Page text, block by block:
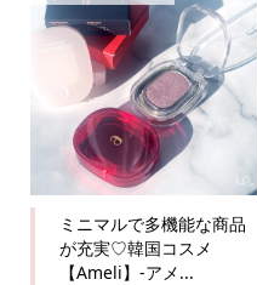
ミニマルで多機能な商品
が充実♡韓国コスメ
【Ameli】-アメ...